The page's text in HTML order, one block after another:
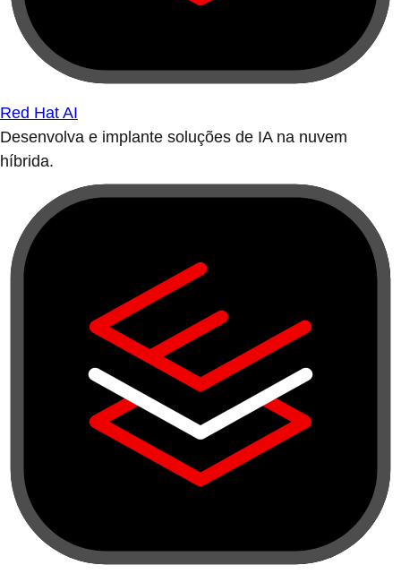
Red Hat AI
Desenvolva e implante soluções de IA na nuvem
híbrida.